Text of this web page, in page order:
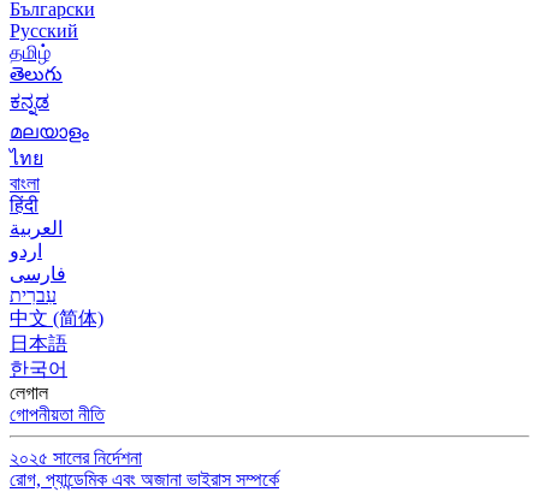
Български
Русский
தமிழ்
తెలుగు
ಕನ್ನಡ
മലയാളം
ไทย
বাংলা
हिंदी
العربية
اردو
فارسی
עִברִית
中文 (简体)
日本語
한국어
লেগাল
গোপনীয়তা নীতি
২০২৫ সালের নির্দেশনা
রোগ, প্যান্ডেমিক এবং অজানা ভাইরাস সম্পর্কে